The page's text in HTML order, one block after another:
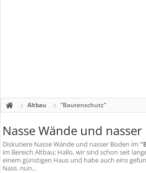
Altbau "Bautenschutz"
Nasse Wände und nasser
Diskutiere Nasse Wände und nasser Boden im
im Bereich Altbau; Hallo, wir sind schon seit
einem günstigen Haus und habe auch eins
Nass. nun...